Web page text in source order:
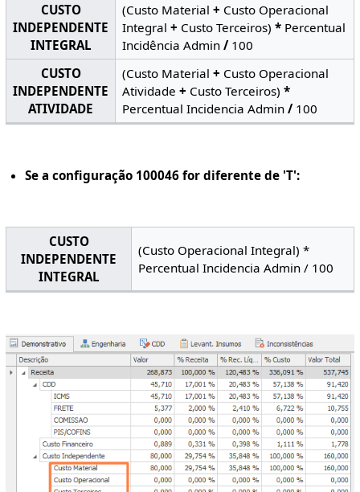
CUSTO
INDEPENDENTE
INTEGRAL
(Custo Material + Custo Operacional
Integral + Custo Terceiros) *Percentual
Incidência Admin /100
CUSTO
INDEPENDENTE
ATIVIDADE
(Custo Material + Custo Operacional
Atividade + Custo Terceiros) *
Percentual Incidencia Admin /100
Se a configuração 100046 for diferente de 'T':
CUSTO
INDEPENDENTE
INTEGRAL
(Custo Operacional Integral) *
Percentual Incidencia Admin / 100